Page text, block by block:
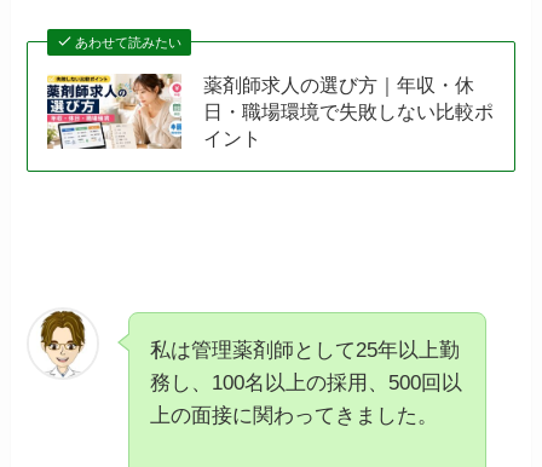
あわせて読みたい
薬剤師求人の選び方｜年収・休
日・職場環境で失敗しない比較ポ
イント
私は管理薬剤師として25年以上勤
務し、100名以上の採用、500回以
上の面接に関わってきました。